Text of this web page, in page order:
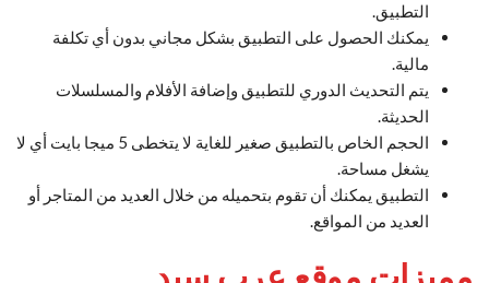
التطبيق.
يمكنك الحصول على التطبيق بشكل مجاني بدون أي تكلفة
مالية.
يتم التحديث الدوري للتطبيق وإضافة الأفلام والمسلسلات
الحديثة.
الحجم الخاص بالتطبيق صغير للغاية لا يتخطى 5 ميجا بايت أي لا
يشغل مساحة.
التطبيق يمكنك أن تقوم بتحميله من خلال العديد من المتاجر أو
العديد من المواقع.